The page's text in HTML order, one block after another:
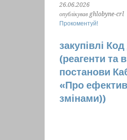
26.06.2026
опублікував ghlobyne-crl
Прокоментуй!
закупівлі
(реагенти та
постанови
«Про
змінами))